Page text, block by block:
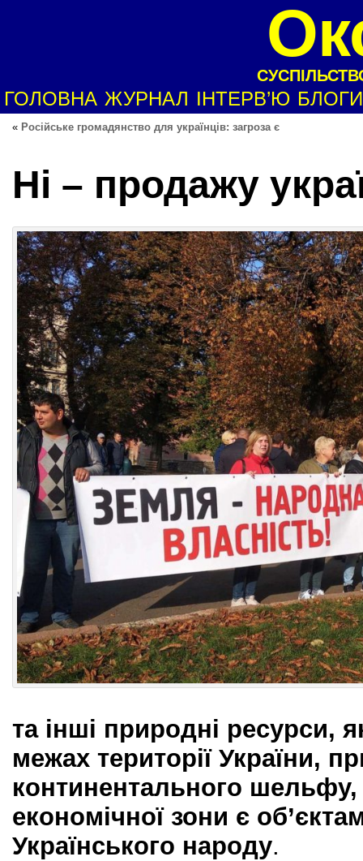
ГОЛОВНА ЖУРНАЛ ІНТЕРВ’Ю БЛОГИ
« Російське громадянство для українців: загроза є
Ні – продажу
та інші природні ресурси,
межах території України,
континентального
економічної зони є
Українського народу.